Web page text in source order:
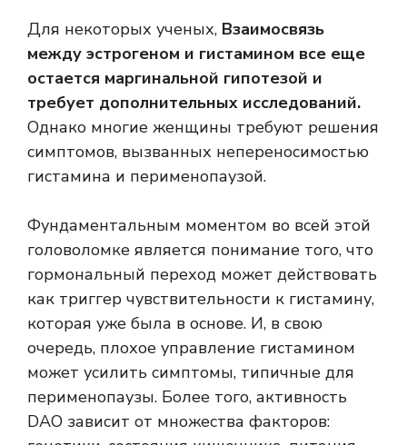
Для некоторых ученых, Взаимосвязь
между эстрогеном и гистамином все еще
остается маргинальной гипотезой и
требует дополнительных исследований.
Однако многие женщины требуют решения
симптомов, вызванных непереносимостью
гистамина и перименопаузой.
Фундаментальным моментом во всей этой
головоломке является понимание того, что
гормональный переход может действовать
как триггер чувствительности к гистамину,
которая уже была в основе. И, в свою
очередь, плохое управление гистамином
может усилить симптомы, типичные для
перименопаузы. Более того, активность
DAO зависит от множества факторов: